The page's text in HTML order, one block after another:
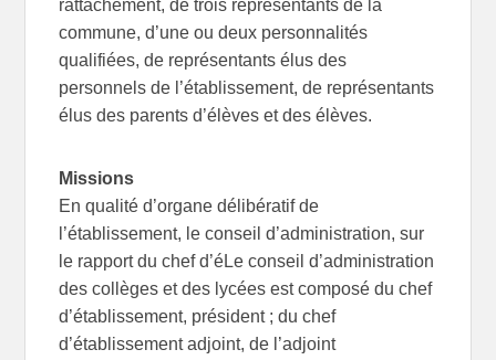
rattachement, de trois représentants de la
commune, d’une ou deux personnalités
qualifiées, de représentants élus des
personnels de l’établissement, de représentants
élus des parents d’élèves et des élèves.
Missions
En qualité d’organe délibératif de
l’établissement, le conseil d’administration, sur
le rapport du chef d’éLe conseil d’administration
des collèges et des lycées est composé du chef
d’établissement, président ; du chef
d’établissement adjoint, de l’adjoint